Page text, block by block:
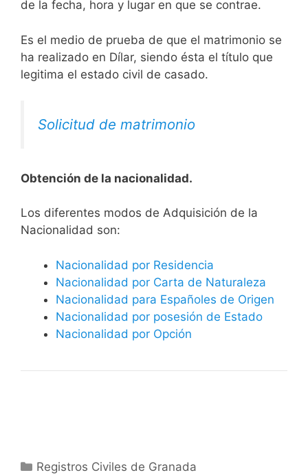
de la fecha, hora y lugar en que se contrae.
Es el medio de prueba de que el matrimonio se
ha realizado en Dílar, siendo ésta el título que
legitima el estado civil de casado.
Solicitud de matrimonio
Obtención de la nacionalidad.
​​​Los diferentes modos de Adquisición de la
Nacionalidad son:
Nacionalidad por Residencia
Nacionalidad por Carta de Naturaleza
Nacionalidad para Españoles de Origen
Nacionalidad por posesión de Estado
Nacionalidad por Opción
Categorías
Registros Civiles de Granada